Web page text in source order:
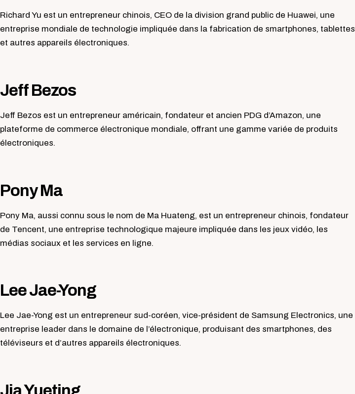
Richard Yu est un entrepreneur chinois, CEO de la division grand public de Huawei, une
entreprise mondiale de technologie impliquée dans la fabrication de smartphones, tablettes
et autres appareils électroniques.
Jeff Bezos
Jeff Bezos est un entrepreneur américain, fondateur et ancien PDG d’Amazon, une
plateforme de commerce électronique mondiale, offrant une gamme variée de produits
électroniques.
Pony Ma
Pony Ma, aussi connu sous le nom de Ma Huateng, est un entrepreneur chinois, fondateur
de Tencent, une entreprise technologique majeure impliquée dans les jeux vidéo, les
médias sociaux et les services en ligne.
Lee Jae-Yong
Lee Jae-Yong est un entrepreneur sud-coréen, vice-président de Samsung Electronics, une
entreprise leader dans le domaine de l’électronique, produisant des smartphones, des
téléviseurs et d’autres appareils électroniques.
Jia Yueting